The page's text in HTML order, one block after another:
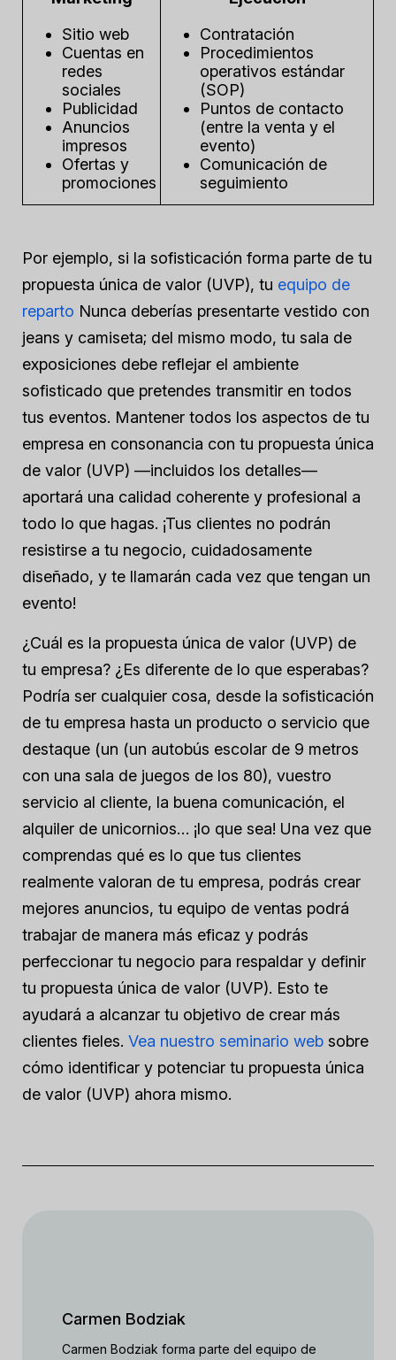
Sitio web
Cuentas en
redes
sociales
Publicidad
Anuncios
impresos
Ofertas y
promociones
Contratación
Procedimientos
operativos estándar
(SOP)
Puntos de contacto
(entre la venta y el
evento)
Comunicación de
seguimiento
Por ejemplo, si la sofisticación forma parte de tu
propuesta única de valor (UVP), tu equipo de
reparto Nunca deberías presentarte vestido con
jeans y camiseta; del mismo modo, tu sala de
exposiciones debe reflejar el ambiente
sofisticado que pretendes transmitir en todos
tus eventos. Mantener todos los aspectos de tu
empresa en consonancia con tu propuesta única
de valor (UVP) —incluidos los detalles—
aportará una calidad coherente y profesional a
todo lo que hagas. ¡Tus clientes no podrán
resistirse a tu negocio, cuidadosamente
diseñado, y te llamarán cada vez que tengan un
evento!
¿Cuál es la propuesta única de valor (UVP) de
tu empresa? ¿Es diferente de lo que esperabas?
Podría ser cualquier cosa, desde la sofisticación
de tu empresa hasta un producto o servicio que
destaque (un (un autobús escolar de 9 metros
con una sala de juegos de los 80), vuestro
servicio al cliente, la buena comunicación, el
alquiler de unicornios… ¡lo que sea! Una vez que
comprendas qué es lo que tus clientes
realmente valoran de tu empresa, podrás crear
mejores anuncios, tu equipo de ventas podrá
trabajar de manera más eficaz y podrás
perfeccionar tu negocio para respaldar y definir
tu propuesta única de valor (UVP). Esto te
ayudará a alcanzar tu objetivo de crear más
clientes fieles. Vea nuestro seminario web sobre
cómo identificar y potenciar tu propuesta única
de valor (UVP) ahora mismo.
Carmen Bodziak
Carmen Bodziak forma parte del equipo de